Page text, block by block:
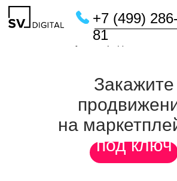
+7 (499) 286-84-
/ Продвижение на
Закажите
на
под ключ
предложение,
было с
сравнивать